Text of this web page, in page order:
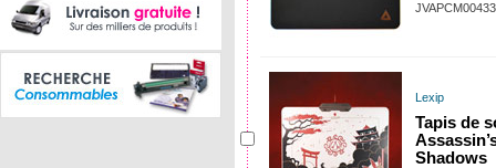
JVAPCM00433
Lexip
Tapis de
Shadows